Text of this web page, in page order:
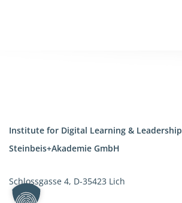
Institute for Digital Learning & Leadership
Steinbeis+Akademie GmbH
Schlossgasse 4, D-35423 Lich